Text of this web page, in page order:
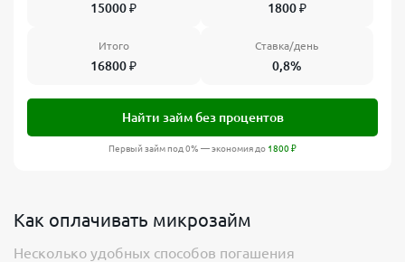
15000₽ 1800₽
Итого
16800₽
Ставка/день
0,8%
Найти займ без процентов
Первый займ под 0% — экономия до 1800₽
Как оплачивать микрозайм
Несколько удобных способов погашения